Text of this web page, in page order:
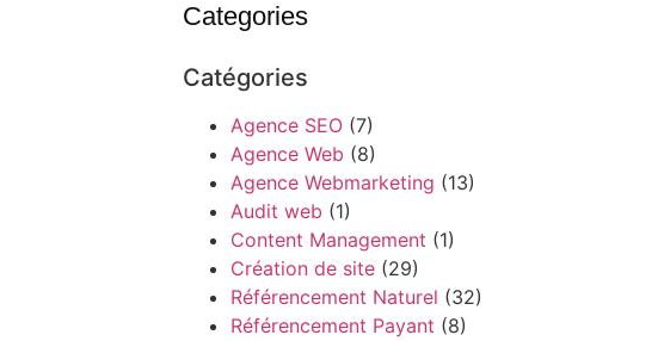
Categories
Catégories
Agence SEO(7)
Agence Web (8)
Agence Webmarketing (13)
Audit web (1)
Content Management (1)
Création de site(29)
Référencement Naturel (32)
Référencement Payant (8)